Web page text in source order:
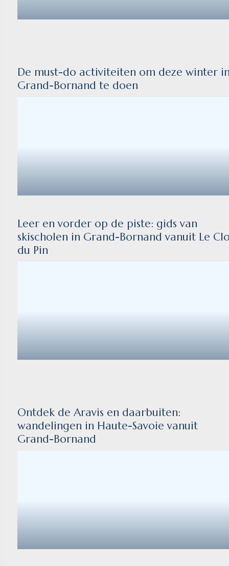
De must-do activiteiten om deze winter
Grand-Bornand te doen
Leer en vorder op de piste: gids van
skischolen in Grand-Bornand vanuit Le
du Pin
Ontdek de Aravis en daarbuiten:
wandelingen in Haute-Savoie vanuit
Grand-Bornand